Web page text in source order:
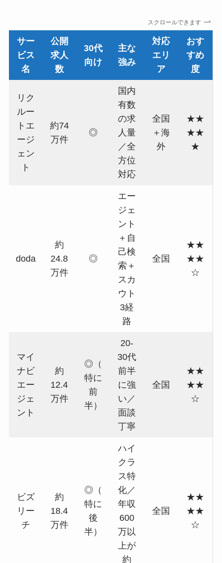
スクロールできます
サー
ビス
名
公開
求人
数
30代
向け
主な
強み
対応
エリ
ア
おす
すめ
度
リク
ルー
トエ
ージ
ェン
ト
約74
万件
◎
国内
有数
の求
人量
／全
方位
対応
全国
＋海
外
★★
★★
★
doda
約
24.8
万件
◎
エー
ジェ
ント
＋自
己検
索＋
スカ
ウト
3経
路
全国
★★
★★
☆
マイ
ナビ
エー
ジェ
ント
約
12.4
万件
◎（
特に
前
半）
20-
30代
前半
に強
い／
面談
丁寧
全国
★★
★★
☆
ビズ
リー
チ
約
18.4
万件
◎（
特に
後
半）
ハイ
クラ
ス特
化／
年収
600
万以
上が
約
全国
★★
★★
☆